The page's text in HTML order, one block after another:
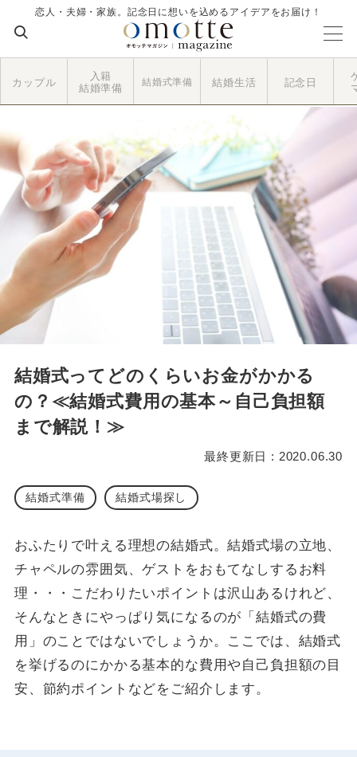
恋人・夫婦・家族。記念日に想いを込めるアイデアをお届け！
カップル
入籍
結婚準備
結婚式準備 結婚生活 記念日
結婚式ってどのくらいお金がかかる
の？≪結婚式費用の基本～自己負担額
まで解説！≫
最終更新日 : 2020.06.30
結婚式準備 結婚式場探し
おふたりで叶える理想の結婚式。結婚式場の立地、
チャペルの雰囲気、ゲストをおもてなしするお料
理・・・こだわりたいポイントは沢山あるけれど、
そんなときにやっぱり気になるのが「結婚式の費
用」のことではないでしょうか。ここでは、結婚式
を挙げるのにかかる基本的な費用や自己負担額の目
安、節約ポイントなどをご紹介します。